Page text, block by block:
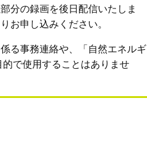
分の録画を後日配信いたしま
お申し込みください。
る事務連絡や、「自然エネルギ
で使用することはありませ